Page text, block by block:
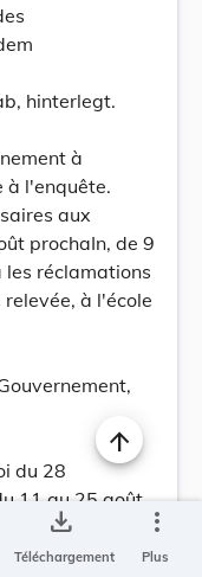
hinterlegt.
à
à l'enquête.
aux
prochaIn, de 9
les réclamations
à l'école
du 28
11 au 25 août
une enquête
à
save_alt
Téléchargement
more_vert
Plus